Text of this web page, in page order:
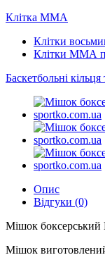
Клітка ММА
Клітки
Клітки ММА
Баскетбольні
Опис
Відгуки (0)
Мішок
Мішок